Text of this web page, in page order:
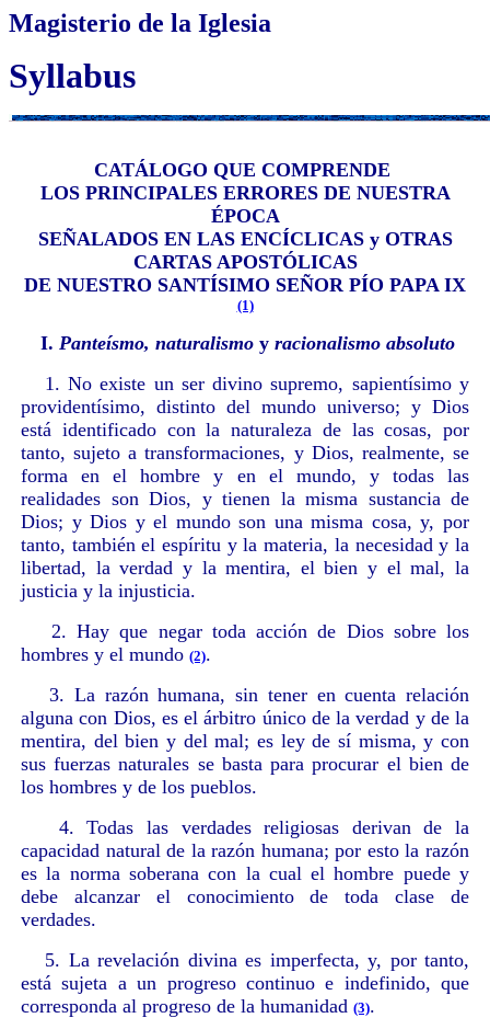
Magisterio de la Iglesia
Syllabus
CATÁLOGO QUE COMPRENDE
LOS PRINCIPALES ERRORES DE NUESTRA
ÉPOCA
SEÑALADOS EN LAS ENCÍCLICAS y OTRAS
CARTAS APOSTÓLICAS
DE NUESTRO SANTÍSIMO SEÑOR PÍO PAPA IX
(1)
I. Panteísmo, naturalismo y racionalismo absoluto
1. No existe un ser divino supremo, sapientísimo y
providentísimo, distinto del mundo universo; y Dios
está identificado con la naturaleza de las cosas, por
tanto, sujeto a transformaciones, y Dios, realmente, se
forma en el hombre y en el mundo, y todas las
realidades son Dios, y tienen la misma sustancia de
Dios; y Dios y el mundo son una misma cosa, y, por
tanto, también el espíritu y la materia, la necesidad y la
libertad, la verdad y la mentira, el bien y el mal, la
justicia y la injusticia.
2. Hay que negar toda acción de Dios sobre los
hombres y el mundo (2).
3. La razón humana, sin tener en cuenta relación
alguna con Dios, es el árbitro único de la verdad y de la
mentira, del bien y del mal; es ley de sí misma, y con
sus fuerzas naturales se basta para procurar el bien de
los hombres y de los pueblos.
4. Todas las verdades religiosas derivan de la
capacidad natural de la razón humana; por esto la razón
es la norma soberana con la cual el hombre puede y
debe alcanzar el conocimiento de toda clase de
verdades.
5. La revelación divina es imperfecta, y, por tanto,
está sujeta a un progreso continuo e indefinido, que
corresponda al progreso de la humanidad (3).